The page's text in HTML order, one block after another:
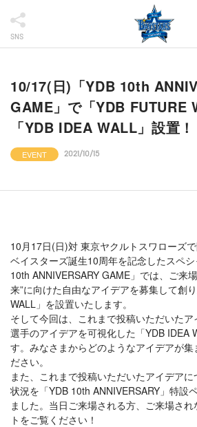
SNS
10/17(日)「YDB 10th
GAME」で「YDB FUTURE
「YDB IDEA WALL」設置！
EVENT 2021/10/15
10月17日(日)対 東京ヤクルトスワローズ
ベイスターズ誕生10周年を記念したスペ
10th ANNIVERSARY GAME」では、ご来
来”に向けた自由なアイデアを募集して創
WALL」を設置いたします。
そして今回は、これまで投稿いただいた
選手のアイデアを可視化した「YDB IDEA
す。みなさまからどのようなアイデアが集
ださい。
また、これまで投稿いただいたアイデア
状況を「YDB 10th ANNIVERSARY」特設
ました。当日ご来場される方、ご来場さ
トをご覧ください！